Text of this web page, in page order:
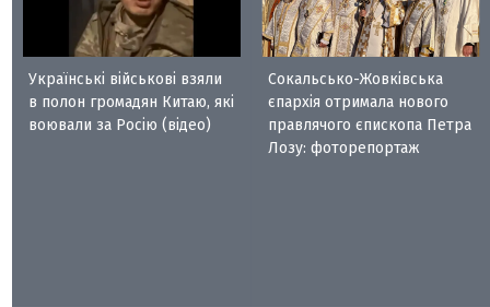
Українські військові взяли
в полон громадян Китаю, які
воювали за Росію (відео)
Сокальсько-Жовківська
єпархія отримала нового
правлячого єпископа Петра
Лозу: фоторепортаж